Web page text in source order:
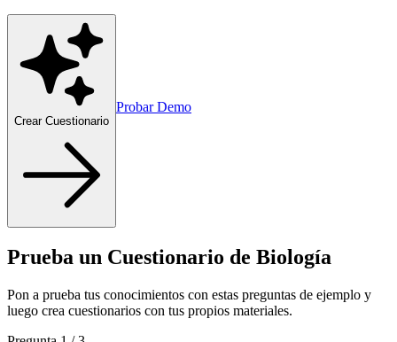
Crear Cuestionario
Probar Demo
Prueba un Cuestionario de Biología
Pon a prueba tus conocimientos con estas preguntas de ejemplo y
luego crea cuestionarios con tus propios materiales.